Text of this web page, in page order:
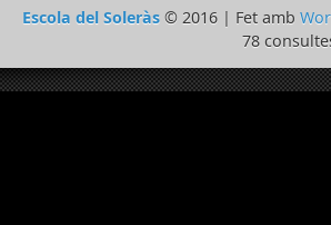
Escola del Soleràs © 2016 | Fet amb
78